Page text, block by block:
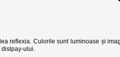
reflexia. Culorile sunt luminoase și
dislpay-ului.